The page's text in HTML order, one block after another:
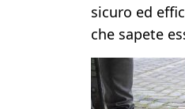
sicuro ed
che sapete